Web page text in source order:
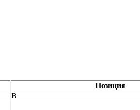
Позиция
В